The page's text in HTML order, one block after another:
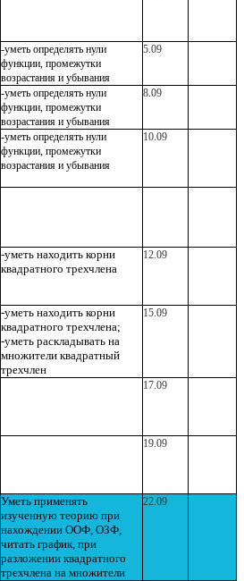
-уметь определять нули
функции, промежутки
возрастания и убывания
5.09
-уметь определять нули
функции, промежутки
возрастания и убывания
8.09
-уметь определять нули
функции, промежутки
возрастания и убывания
10.09
-уметь находить корни
квадратного трехчлена
12.09
-уметь находить корни
квадратного трехчлена;
-уметь раскладывать на
множители квадратный
трехчлен
15.09
17.09
19.09
Уметь применять
изученную теорию при
нахождении ООФ, ОЗФ,
читать график, при
разложении квадратного
трехчлена на множители
22.09